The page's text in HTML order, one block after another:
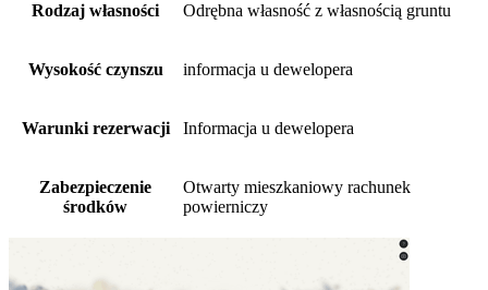
Rodzaj własności Odrębna własność z własnością gruntu
Wysokość czynszu informacja u dewelopera
Warunki rezerwacji Informacja u dewelopera
Zabezpieczenie
środków
Otwarty mieszkaniowy rachunek
powierniczy